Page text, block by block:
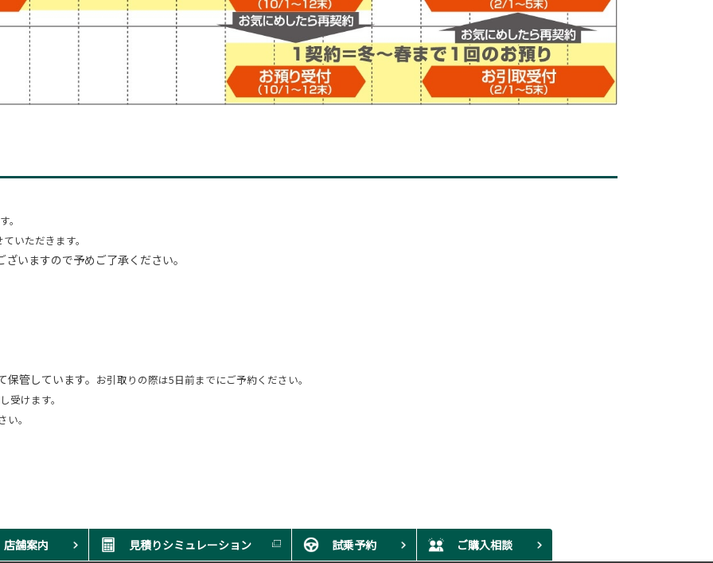
。
いただきます。
いますので予めご了承ください。
管しています。 お引取りの際は5日前までにご予約ください。
受けます。
。
店舗案内 見積りシミュレーション 試乗予約 ご購入相談